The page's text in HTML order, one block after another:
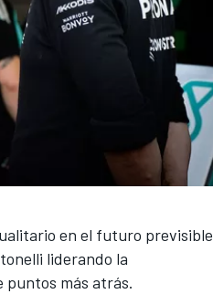
en el futuro previsible
liderando la
puntos más atrás.